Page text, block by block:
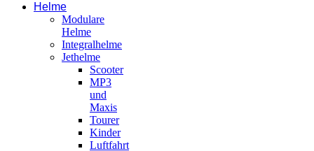
Helme
Modulare
Helme
Integralhelme
Jethelme
Scooter
MP3
und
Maxis
Tourer
Kinder
Luftfahrt